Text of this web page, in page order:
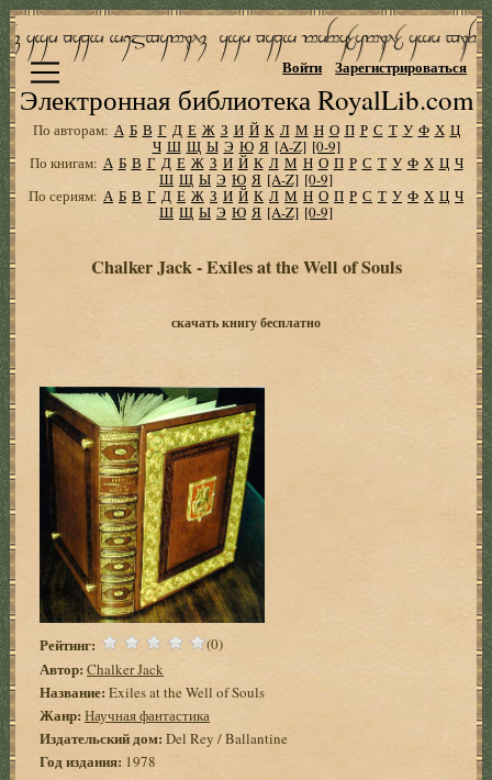
Электронная библиотека RoyalLib.com
Войти Зарегистрироваться
По авторам: А Б В Г Д Е Ж З И Й К Л М Н О П Р С Т У Ф Х Ц
Ч Ш Щ Ы Э Ю Я [A-Z] [0-9]
По книгам: А Б В Г Д Е Ж З И Й К Л М Н О П Р С Т У Ф Х Ц Ч
Ш Щ Ы Э Ю Я [A-Z] [0-9]
По сериям: А Б В Г Д Е Ж З И Й К Л М Н О П Р С Т У Ф Х Ц Ч
Ш Щ Ы Э Ю Я [A-Z] [0-9]
Chalker Jack - Exiles at the Well of Souls
скачать книгу бесплатно
Рейтинг: (0)
Автор: Chalker Jack
Название: Exiles at the Well of Souls
Жанр: Научная фантастика
Издательский дом: Del Rey / Ballantine
Год издания: 1978